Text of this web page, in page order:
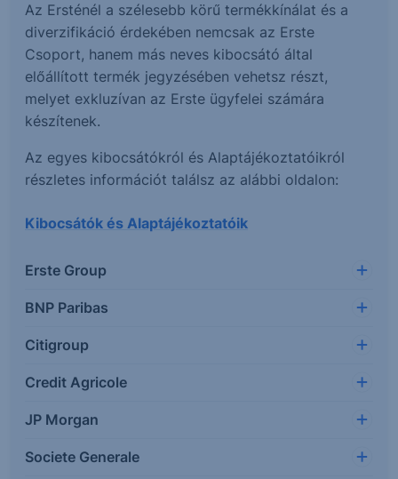
Az Ersténél a szélesebb körű termékkínálat és a
diverzifikáció érdekében nemcsak az Erste
Csoport, hanem más neves kibocsátó által
előállított termék jegyzésében vehetsz részt,
melyet exkluzívan az Erste ügyfelei számára
készítenek.
Az egyes kibocsátókról és Alaptájékoztatóikról
részletes információt találsz az alábbi oldalon:
Kibocsátók és Alaptájékoztatóik
Erste Group
BNP Paribas
Citigroup
Credit Agricole
JP Morgan
Societe Generale